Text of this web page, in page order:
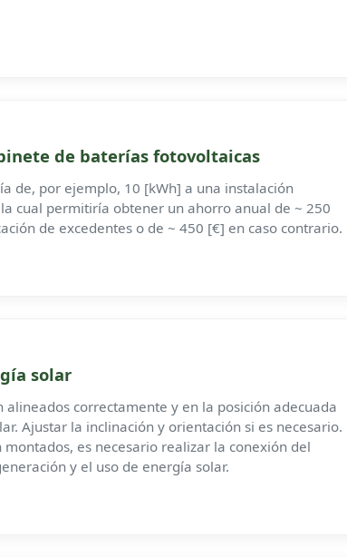
de baterías fotovoltaicas
de, por ejemplo, 10 [kWh] a una instalación
cual permitiría obtener un ahorro anual de ~ 250
de excedentes o de ~ 450 [€] en caso contrario.
solar
correctamente y en la posición adecuada
Ajustar la inclinación y orientación si es necesario.
es necesario realizar la conexión del
y el uso de energía solar.